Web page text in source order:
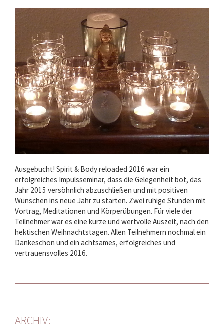
Ausgebucht! Spirit & Body reloaded 2016 war ein
erfolgreiches Impulsseminar, dass die Gelegenheit bot, das
Jahr 2015 versöhnlich abzuschließen und mit positiven
Wünschen ins neue Jahr zu starten. Zwei ruhige Stunden mit
Vortrag, Meditationen und Körperübungen. Für viele der
Teilnehmer war es eine kurze und wertvolle Auszeit, nach den
hektischen Weihnachtstagen. Allen Teilnehmern nochmal ein
Dankeschön und ein achtsames, erfolgreiches und
vertrauensvolles 2016.
ARCHIV: